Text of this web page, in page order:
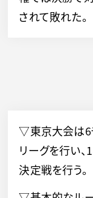
されて敗れた。
▽東京大会は6
リーグを行い、
決定戦を行う。